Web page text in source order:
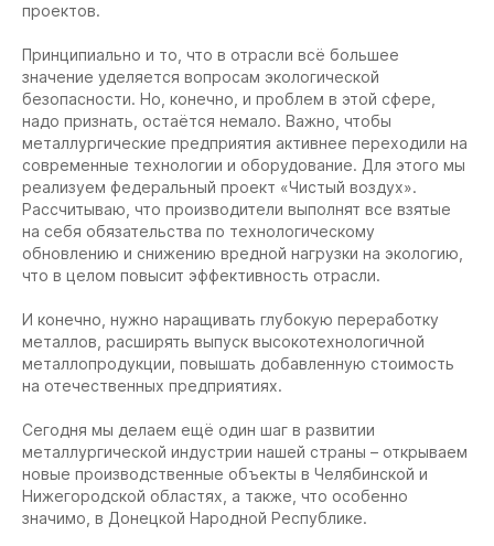
проектов.
Принципиально и то, что в отрасли всё большее
значение уделяется вопросам экологической
безопасности. Но, конечно, и проблем в этой сфере,
надо признать, остаётся немало. Важно, чтобы
металлургические предприятия активнее переходили на
современные технологии и оборудование. Для этого мы
реализуем федеральный проект «Чистый воздух».
Рассчитываю, что производители выполнят все взятые
на себя обязательства по технологическому
обновлению и снижению вредной нагрузки на экологию,
что в целом повысит эффективность отрасли.
И конечно, нужно наращивать глубокую переработку
металлов, расширять выпуск высокотехнологичной
металлопродукции, повышать добавленную стоимость
на отечественных предприятиях.
Сегодня мы делаем ещё один шаг в развитии
металлургической индустрии нашей страны – открываем
новые производственные объекты в Челябинской и
Нижегородской областях, а также, что особенно
значимо, в Донецкой Народной Республике.